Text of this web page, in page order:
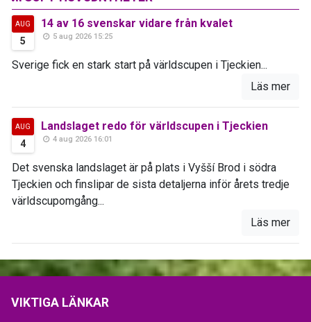
AUG
5
14 av 16 svenskar vidare från kvalet
5 aug 2026 15:25
Sverige fick en stark start på världscupen i Tjeckien...
Läs mer
AUG
4
Landslaget redo för världscupen i Tjeckien
4 aug 2026 16:01
Det svenska landslaget är på plats i Vyšší Brod i södra
Tjeckien och finslipar de sista detaljerna inför årets tredje
världscupomgång...
Läs mer
VIKTIGA LÄNKAR